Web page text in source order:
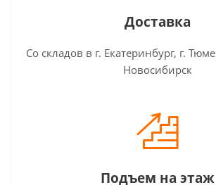
Доставка
Со складов в г. Екатеринбург, г.
Новосибирск
Подъем на этаж